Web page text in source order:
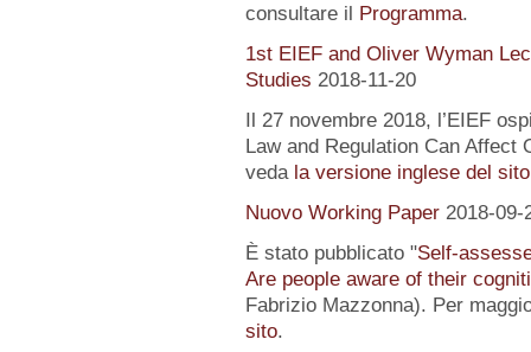
consultare il Programma.
1st EIEF and Oliver Wyman
Studies 2018-11-20
Il 27 novembre 2018, l’EIEF
Law and Regulation Can Affect
veda la versione inglese del
Nuovo Working Paper 2018-09-
È stato pubblicato "Self-
Are people aware of their
Fabrizio Mazzonna). Per
sito.